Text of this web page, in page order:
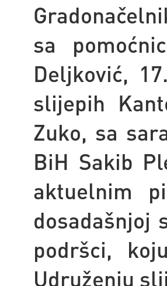
sa
Deljković,
slijepih
Zuko, sa
BiH Sakib
aktuelnim
dosadašnjoj
podršci,
Udruženju